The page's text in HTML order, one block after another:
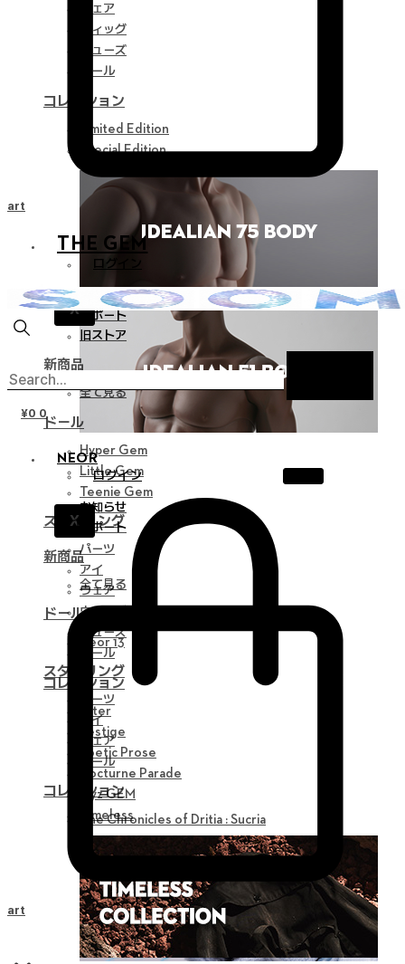
ウェア
ウィッグ
シューズ
ツール
コレクション
Limited Edition
Special Edition
NEOR
ログイン
X
お知らせ
サポート
新商品
全て見る
ドール
Neor 13
スタイリング
パーツ
アイ
ウェア
ツール
コレクション
The Chronicles of Dritia : Sucria
THE GEM
ログイン
X
お知らせ
サポート
旧ストア
新商品
全て見る
ドール
Hyper Gem
Little Gem
Teenie Gem
スタイリング
パーツ
アイ
ウェア
ウィッグ
シューズ
ツール
コレクション
Alter
Vestige
Poetic Prose
Nocturne Parade
Myz GEM
Timeless
¥0 0